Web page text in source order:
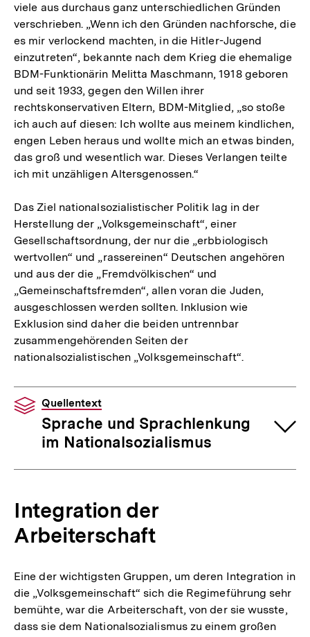
viele aus durchaus ganz unterschiedlichen Gründen
verschrieben. „Wenn ich den Gründen nachforsche, die
es mir verlockend machten, in die Hitler-Jugend
einzutreten“, bekannte nach dem Krieg die ehemalige
BDM-Funktionärin Melitta Maschmann, 1918 geboren
und seit 1933, gegen den Willen ihrer
rechtskonservativen Eltern, BDM-Mitglied, „so stoße
ich auch auf diesen: Ich wollte aus meinem kindlichen,
engen Leben heraus und wollte mich an etwas binden,
das groß und wesentlich war. Dieses Verlangen teilte
ich mit unzähligen Altersgenossen.“
Das Ziel nationalsozialistischer Politik lag in der
Herstellung der „Volksgemeinschaft“, einer
Gesellschaftsordnung, der nur die „erbbiologisch
wertvollen“ und „rassereinen“ Deutschen angehören
und aus der die „Fremdvölkischen“ und
„Gemeinschaftsfremden“, allen voran die Juden,
ausgeschlossen werden sollten. Inklusion wie
Exklusion sind daher die beiden untrennbar
zusammengehörenden Seiten der
nationalsozialistischen „Volksgemeinschaft“.
Quellentext
Sprache und Sprachlenkung
im Nationalsozialismus
Integration der
Arbeiterschaft
Eine der wichtigsten Gruppen, um deren Integration in
die „Volksgemeinschaft“ sich die Regimeführung sehr
bemühte, war die Arbeiterschaft, von der sie wusste,
dass sie dem Nationalsozialismus zu einem großen